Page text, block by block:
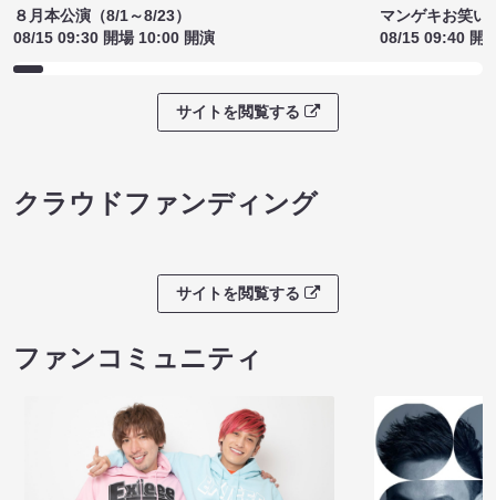
８月本公演（8/1～8/23）
08/15 09:30 開場 10:00 開演
マンゲキお笑い
08/15 09:40 開
サイトを閲覧する
クラウドファンディング
サイトを閲覧する
ファンコミュニティ